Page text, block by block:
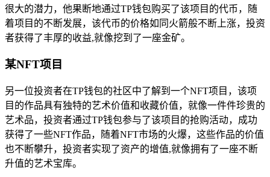
很大的潜力，他果断地通过TP钱包购买了该项目的代币，随
着项目的不断发展，该代币的价格如同火箭般不断上涨，投资
者获得了丰厚的收益,就像挖到了一座金矿。
某NFT项目
另一位投资者在TP钱包的社区中了解到一个NFT项目，该项
目的作品具有独特的艺术价值和收藏价值，就像一件件珍贵的
艺术品，投资者通过TP钱包参与了该项目的抢购活动，成功
获得了一些NFT作品，随着NFT市场的火爆，这些作品的价值
也不断攀升，投资者实现了资产的增值,就像拥有了一座不断
升值的艺术宝库。